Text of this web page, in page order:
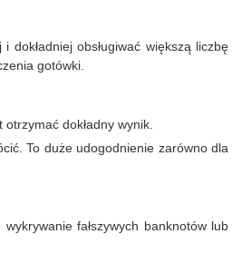
obsługiwać większą liczbę
gotówki.
dokładny wynik.
To duże udogodnienie zarówno dla
fałszywych banknotów lub